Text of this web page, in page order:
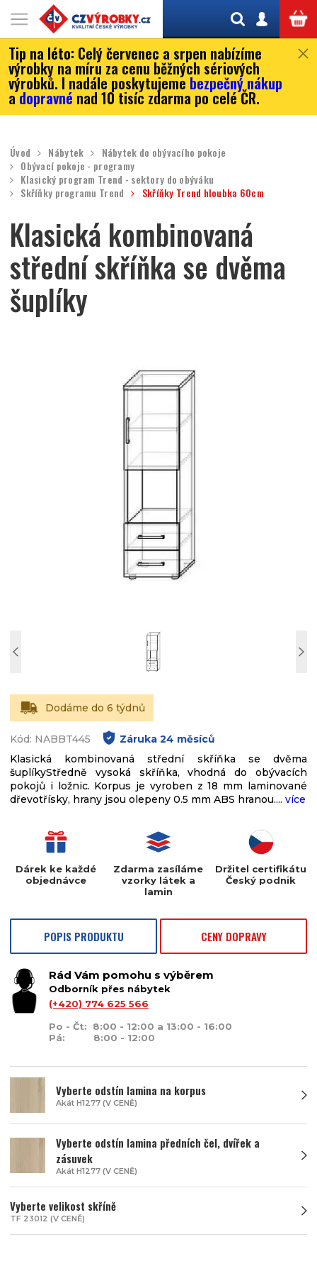
Tip na léto: Celý červenec a srpen nabízíme
výrobky na míru za cenu běžných sériových
výrobků. I nadále poskytujeme bezpečný nákup
adopravné nad 10 tisíc zdarma po celé ČR.
Úvod Nábytek
Nábytek do obývacího pokoje
Obývací pokoje - programy
Klasický program Trend - sektory do obýváku
Skříňky programu Trend
Skříňky Trend hloubka 60cm
Klasická kombinovaná
střední skříňka se dvěma
šuplíky
Dodáme do 6 týdnů
Kód: NABBT445 Záruka 24 měsíců
Klasická kombinovaná střední skříňka se dvěma
šuplíkyStředně vysoká skříňka, vhodná do obývacích
pokojů i ložnic. Korpus je vyroben z 18 mm laminované
dřevotřísky, hrany jsou olepeny 0.5 mm ABS hranou.... více
Dárek ke každé
objednávce
Zdarma zasíláme
vzorky látek a
lamin
Držitel certifikátu
Český podnik
POPIS PRODUKTU CENY DOPRAVY
Rád Vám pomohu s výběrem
Odborník přes nábytek
(+420) 774 625 566
Po - Čt: 8:00 - 12:00 a 13:00 - 16:00
Pá: 8:00 - 12:00
Vyberte odstín lamina na korpus
Akát H1277 (V CENĚ)
Vyberte odstín lamina předních čel, dvířek a
zásuvek
Akát H1277 (V CENĚ)
Vyberte velikost skříně
TF 23012 (V CENĚ)